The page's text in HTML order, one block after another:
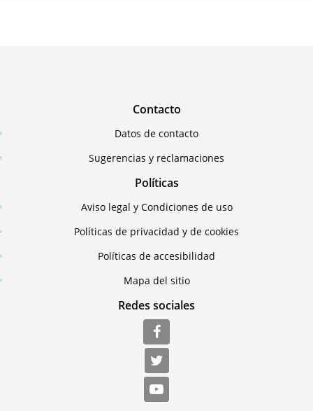
Contacto
Datos de contacto
Sugerencias y reclamaciones
Políticas
Aviso legal y Condiciones de uso
Políticas de privacidad y de cookies
Políticas de accesibilidad
Mapa del sitio
Redes sociales